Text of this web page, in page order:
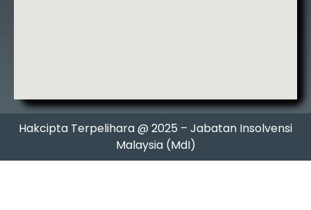
Hakcipta Terpelihara @ 2025 – Jabatan Insolvensi
Malaysia (MdI)